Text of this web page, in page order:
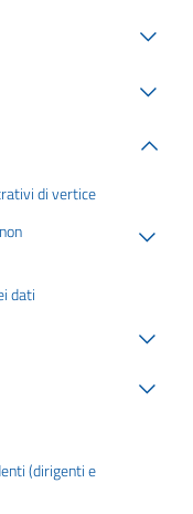
di vertice
dati
(dirigenti e